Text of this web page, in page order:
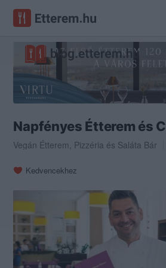
Napfényes Étterem és
Vegán Étterem, Pizzéria és Saláta Bár
Kedvencekhez